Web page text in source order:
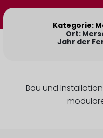
Kategorie:
Ort:
Jahr der
Bau und